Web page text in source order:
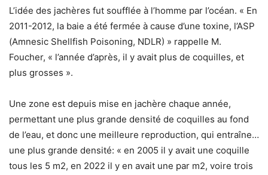
L’idée des jachères fut soufflée à l’homme par l’océan. « En
2011-2012, la baie a été fermée à cause d’une toxine, l’ASP
(Amnesic Shellfish Poisoning, NDLR) » rappelle M.
Foucher, « l’année d’après, il y avait plus de coquilles, et
plus grosses ».
Une zone est depuis mise en jachère chaque année,
permettant une plus grande densité de coquilles au fond
de l’eau, et donc une meilleure reproduction, qui entraîne…
une plus grande densité: « en 2005 il y avait une coquille
tous les 5 m2, en 2022 il y en avait une par m2, voire trois